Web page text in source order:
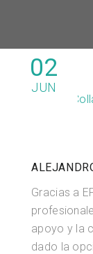
02
JUN
Gracias a
apoyo y la
dado la